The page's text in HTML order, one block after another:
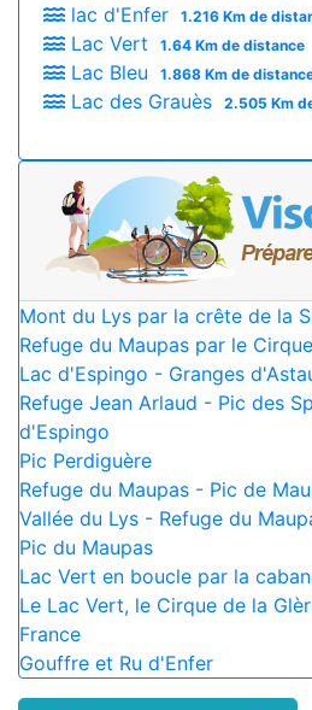
lac d'Enfer 1.216 Km de
Lac Vert 1.64 Km de distance
Lac Bleu 1.868 Km de
Lac des Grauès 2.505 Km
Mont du Lys par la crête de la
Refuge du Maupas par le
Lac d'Espingo - Granges
Refuge Jean Arlaud - Pic des
d'Espingo
Pic Perdiguère
Refuge du Maupas - Pic de
Vallée du Lys - Refuge du
Pic du Maupas
Lac Vert en boucle par la
Le Lac Vert, le Cirque de la
France
Gouffre et Ru d'Enfer